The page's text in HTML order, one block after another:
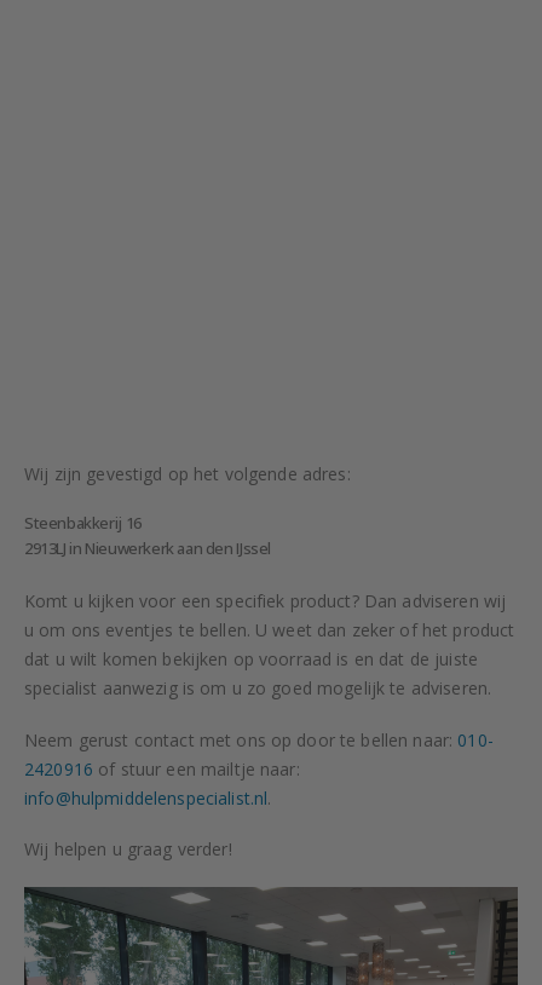
Wij zijn gevestigd op het volgende adres:
Steenbakkerij 16
2913LJ in Nieuwerkerk aan den IJssel
Komt u kijken voor een specifiek product? Dan adviseren wij
u om ons eventjes te bellen. U weet dan zeker of het product
dat u wilt komen bekijken op voorraad is en dat de juiste
specialist aanwezig is om u zo goed mogelijk te adviseren.
Neem gerust contact met ons op door te bellen naar: 010-
2420916 of stuur een mailtje naar:
info@hulpmiddelenspecialist.nl.
Wij helpen u graag verder!